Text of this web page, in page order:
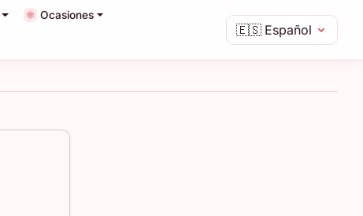
🇪🇸 Español
Ocasiones